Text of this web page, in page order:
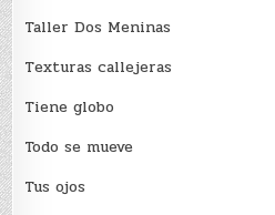
Taller Dos Meninas
Texturas callejeras
Tiene globo
Todo se mueve
Tus ojos